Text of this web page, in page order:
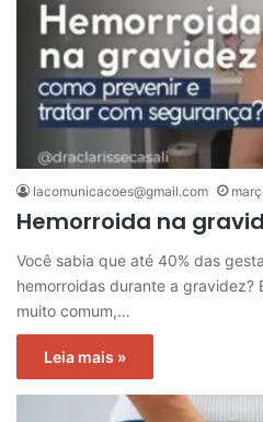
lacomunicacoes@gmail.com
Hemorroida na
Você sabia que até 40% das
hemorroidas durante a gravidez?
muito comum,…
Leia mais »